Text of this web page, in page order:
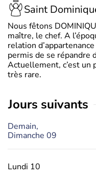
Saint
Nous fêtons
maître, le chef. A
relation
permis de se répandre
Actuellement, c’est un
très rare.
jours suivants
Demain,
Dimanche 09
Lundi 10